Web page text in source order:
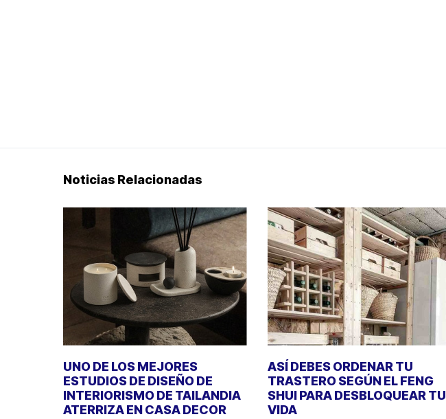
Noticias Relacionadas
UNO DE LOS MEJORES
ESTUDIOS DE DISEÑO DE
INTERIORISMO DE TAILANDIA
ATERRIZA EN CASA DECOR
ASÍ DEBES ORDENAR TU
TRASTERO SEGÚN EL FENG
SHUI PARA DESBLOQUEAR TU
VIDA